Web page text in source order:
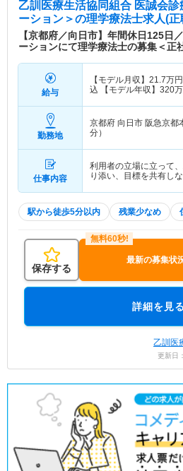
乙訓医療生活協同組合 医誠会
ーション＞の理学療法士求人(正
【京都府／向日市】年間休日125日
ーションにて理学療法士の募集＜正
給与
【モデル月収】 21.7万
込 【モデル年収】 320
勤務地
京都府 向日市 阪急京都
分）
仕事内容
利用者の立場に立って
り添い、目標を共有し
駅から徒歩5分以内 残業少なめ
保存する
最新の募集状
詳細を見る
乙訓医
更新日